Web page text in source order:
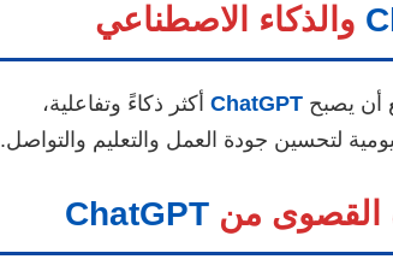
والذكاء الاصطناعي
أن يصبح ChatGPT أكثر ذكاءً وتفاعلية،
لتحسين جودة العمل والتعليم والتواصل.
ChatGPT